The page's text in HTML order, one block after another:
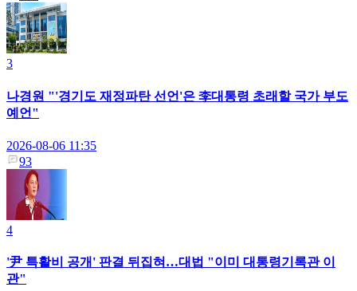
3
나경원 "'경기도 재정파탄 선언'은 李대통령 초래할 국가 부도
예언"
2026-08-06 11:35
93
4
'尹 특활비 공개' 판결 뒤집혀…대법 "이미 대통령기록관 이
관"